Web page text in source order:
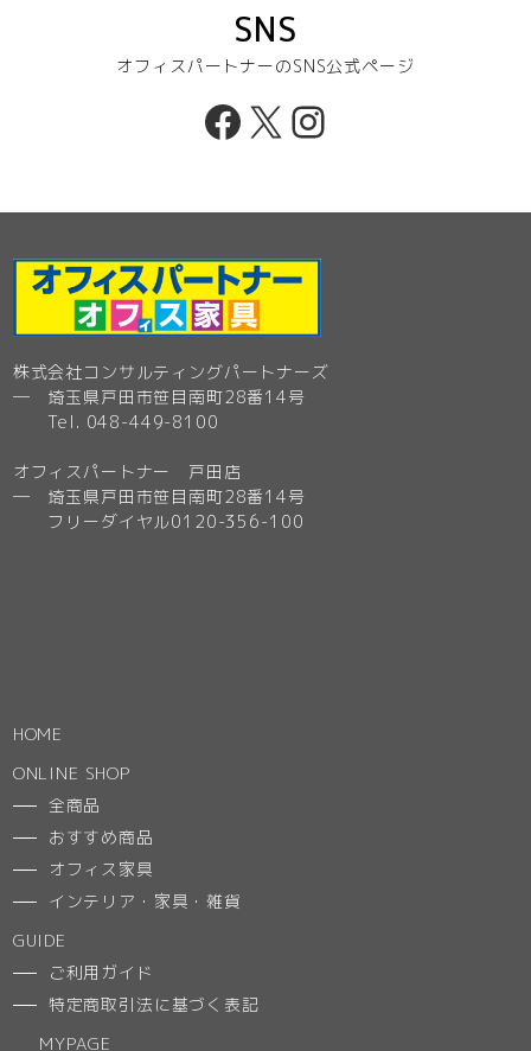
SNS
オフィスパートナーのSNS公式ページ
Facebook
X Instagram
株式会社コンサルティングパートナーズ
─ 埼玉県戸田市笹目南町28番14号
Tel. 048-449-8100
オフィスパートナー 戸田店
─ 埼玉県戸田市笹目南町28番14号
フリーダイヤル0120-356-100
HOME
ONLINE SHOP
全商品
おすすめ商品
オフィス家具
インテリア・家具・雑貨
GUIDE
ご利用ガイド
特定商取引法に基づく表記
MYPAGE